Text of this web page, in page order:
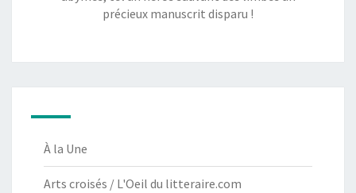
précieux manuscrit disparu !
À la Une
Arts croisés / L'Oeil du litteraire.com